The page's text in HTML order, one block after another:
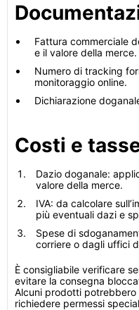
Fattura commerciale
e il valore della merce.
Numero di tracking
monitoraggio online.
Dichiarazione
Costi e
Dazio doganale:
valore della merce.
IVA: da calcolare
più eventuali dazi e
Spese di
corriere o dagli uffici
È consigliabile verificare
evitare la consegna
Alcuni prodotti
richiedere permessi